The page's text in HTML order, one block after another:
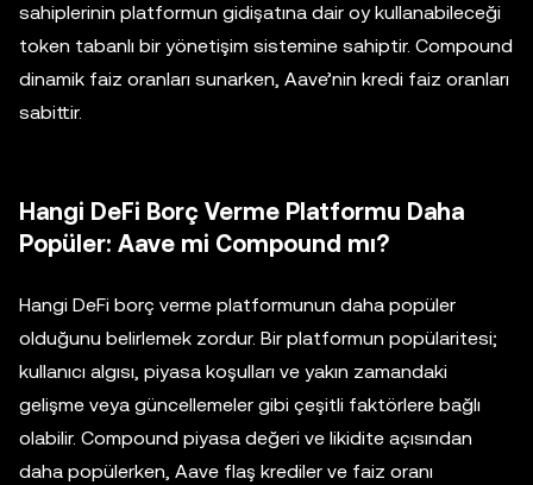
sahiplerinin platformun gidişatına dair oy kullanabileceği
token tabanlı bir yönetişim sistemine sahiptir. Compound
dinamik faiz oranları sunarken, Aave’nin kredi faiz oranları
sabittir.
Hangi DeFi Borç Verme Platformu Daha
Popüler: Aave mi Compound mı?
Hangi DeFi borç verme platformunun daha popüler
olduğunu belirlemek zordur. Bir platformun popülaritesi;
kullanıcı algısı, piyasa koşulları ve yakın zamandaki
gelişme veya güncellemeler gibi çeşitli faktörlere bağlı
olabilir. Compound piyasa değeri ve likidite açısından
daha popülerken, Aave flaş krediler ve faiz oranı